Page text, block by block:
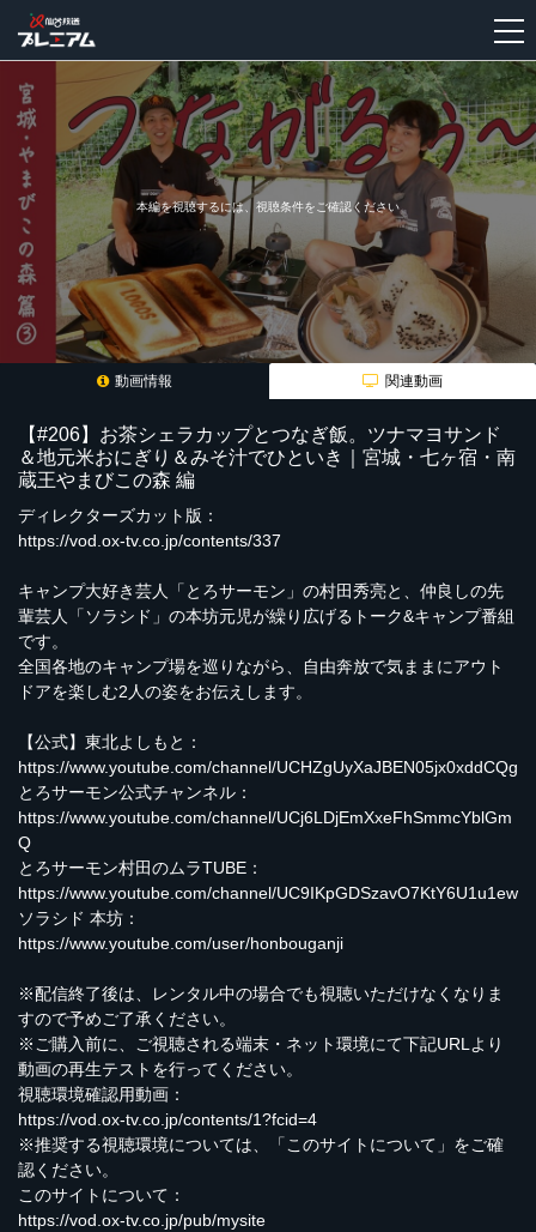
新
規
登
録
本編を視聴するには、視聴条件をご確認ください
動画情報 関連動画
【#206】お茶シェラカップとつなぎ飯。ツナマヨサンド
＆地元米おにぎり＆みそ汁でひといき｜宮城・七ヶ宿・南
蔵王やまびこの森 編
ディレクターズカット版：
https://vod.ox-tv.co.jp/contents/337
キャンプ大好き芸人「とろサーモン」の村田秀亮と、仲良しの先
輩芸人「ソラシド」の本坊元児が繰り広げるトーク&キャンプ番組
です。
全国各地のキャンプ場を巡りながら、自由奔放で気ままにアウト
ドアを楽しむ2人の姿をお伝えします。
【公式】東北よしもと：
https://www.youtube.com/channel/UCHZgUyXaJBEN05jx0xddCQg
とろサーモン公式チャンネル：
https://www.youtube.com/channel/UCj6LDjEmXxeFhSmmcYblGm
Q
とろサーモン村田のムラTUBE：
https://www.youtube.com/channel/UC9IKpGDSzavO7KtY6U1u1ew
ソラシド 本坊：
https://www.youtube.com/user/honbouganji
※配信終了後は、レンタル中の場合でも視聴いただけなくなりま
すので予めご了承ください。
※ご購入前に、ご視聴される端末・ネット環境にて下記URLより
動画の再生テストを行ってください。
視聴環境確認用動画：
https://vod.ox-tv.co.jp/contents/1?fcid=4
※推奨する視聴環境については、「このサイトについて」をご確
認ください。
このサイトについて：
https://vod.ox-tv.co.jp/pub/mysite